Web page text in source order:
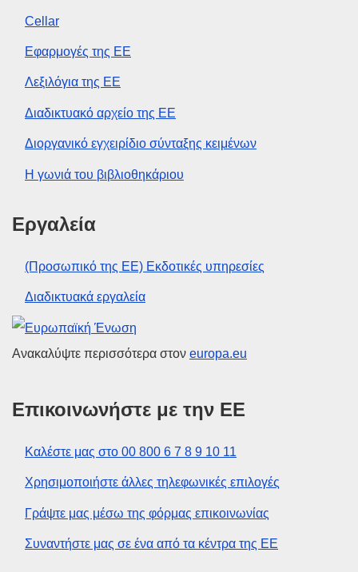
Cellar
Εφαρμογές της ΕΕ
Λεξιλόγια της ΕΕ
Διαδικτυακό αρχείο της ΕΕ
Διοργανικό εγχειρίδιο σύνταξης κειμένων
Η γωνιά του βιβλιοθηκάριου
Εργαλεία
(Προσωπικό της ΕΕ) Εκδοτικές υπηρεσίες
Διαδικτυακά εργαλεία
Ευρωπαϊκή Ένωση
Ανακαλύψτε περισσότερα στον europa.eu
Επικοινωνήστε με την ΕΕ
Καλέστε μας στο 00 800 6 7 8 9 10 11
Χρησιμοποιήστε άλλες τηλεφωνικές επιλογές
Γράψτε μας μέσω της φόρμας επικοινωνίας
Συναντήστε μας σε ένα από τα κέντρα της ΕΕ